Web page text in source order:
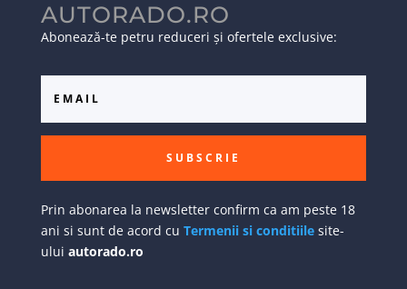
AUTORADO.RO
Abonează-te petru reduceri și ofertele exclusive:
SUBSCRIE
Prin abonarea la newsletter confirm ca am peste 18
ani si sunt de acord cu Termenii si conditiilesite-
ului autorado.ro